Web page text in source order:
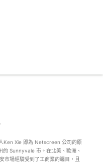
Ken Xie 即為 Netscreen 公司的原
的 Sunnyvale 市。在北美、歐洲、
市場經驗受到了工商業的矚目，且